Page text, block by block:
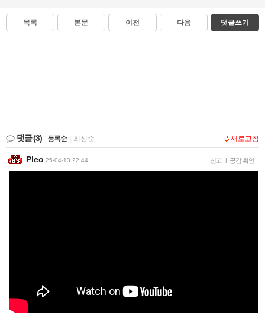
목록 본문 이전 다음 댓글쓰기
댓글(3) 등록순 최신순 새로고침
Pleo 25-04-13 22:44 신고 | 공감 확인